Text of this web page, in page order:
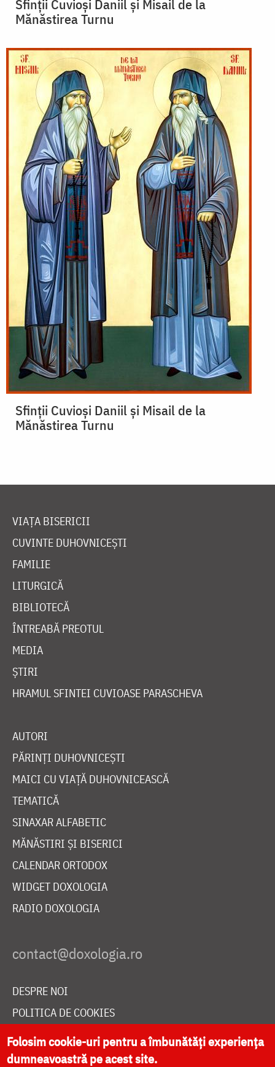
Sfinții Cuvioși Daniil și Misail de la
Mănăstirea Turnu
Sfinții Cuvioși Daniil și Misail de la
Mănăstirea Turnu
VIAȚA BISERICII
CUVINTE DUHOVNICEȘTI
FAMILIE
LITURGICĂ
BIBLIOTECĂ
ÎNTREABĂ PREOTUL
MEDIA
ȘTIRI
HRAMUL SFINTEI CUVIOASE PARASCHEVA
AUTORI
PĂRINȚI DUHOVNICEȘTI
MAICI CU VIAȚĂ DUHOVNICEASCĂ
TEMATICĂ
SINAXAR ALFABETIC
MĂNĂSTIRI ȘI BISERICI
CALENDAR ORTODOX
WIDGET DOXOLOGIA
RADIO DOXOLOGIA
DESPRE NOI
POLITICA DE COOKIES
DONEAZĂ ONLINE PENTRU CATEDRALA NAȚIONALĂ
Folosim cookie-uri pentru a îmbunătăți experiența
dumneavoastră pe acest site.